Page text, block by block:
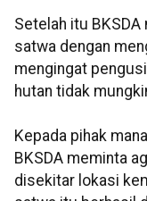
Setelah itu
satwa dengan
mengingat
hutan tidak
Kepada pihak
BKSDA meminta
disekitar lokasi